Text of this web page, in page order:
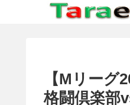
【Mリー
格闘倶楽部